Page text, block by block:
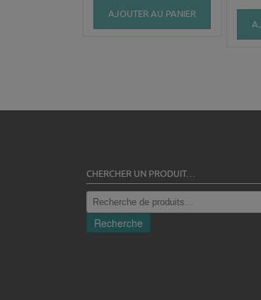
AJOUTER AU PANIER
CHERCHER UN PRODUIT…
Recherche
pour :
Recherche